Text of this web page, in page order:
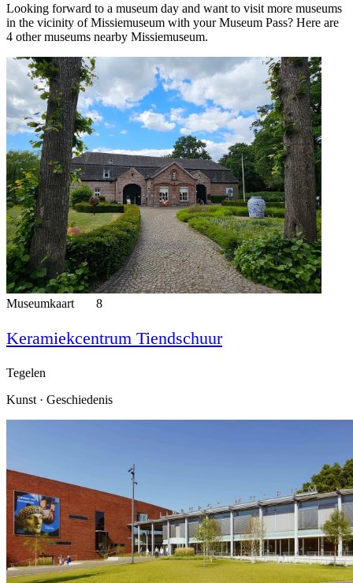
Looking forward to a museum day and want to visit more museums
in the vicinity of Missiemuseum with your Museum Pass? Here are
4 other museums nearby Missiemuseum.
Museumkaart 8
Keramiekcentrum Tiendschuur
Tegelen
Kunst · Geschiedenis